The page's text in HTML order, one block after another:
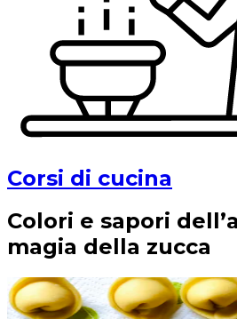
Corsi di cucina
Colori e sapori
magia della zucca